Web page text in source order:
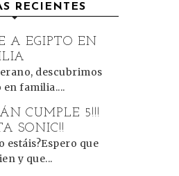
RECIENTES
A EGIPTO EN
descubrimos
en familia....
CUMPLE 5!!!
SONIC!!
estáis?Espero que
y que...